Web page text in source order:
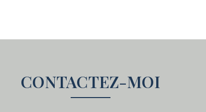
CONTACTEZ-MOI